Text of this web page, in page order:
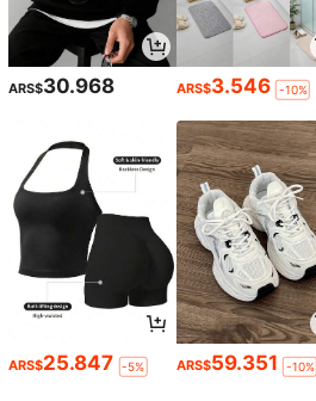
ARS$30.968 ARS$3.546 -10%
ARS$25.847 -5% ARS$59.351 -10%